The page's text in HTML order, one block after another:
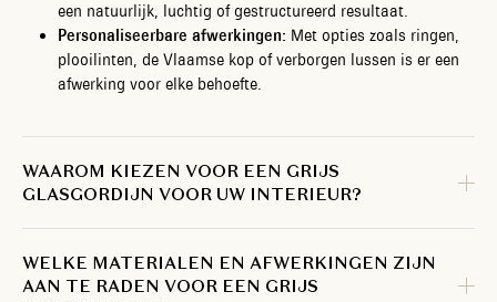
een natuurlijk, luchtig of gestructureerd resultaat.
Personaliseerbare afwerkingen: Met opties zoals ringen,
plooilinten, de Vlaamse kop of verborgen lussen is er een
afwerking voor elke behoefte.
WAAROM KIEZEN VOOR EEN GRIJS
GLASGORDIJN VOOR UW INTERIEUR?
WELKE MATERIALEN EN AFWERKINGEN ZIJN
AAN TE RADEN VOOR EEN GRIJS